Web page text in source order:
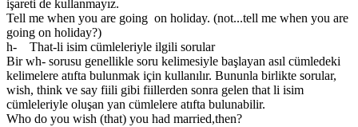
işareti de kullanmayız.
Tell me when you are going on holiday. (not...tell me when you are
going on holiday?)
h- That-li isim cümleleriyle ilgili sorular
Bir wh- sorusu genellikle soru kelimesiyle başlayan asıl cümledeki
kelimelere atıfta bulunmak için kullanılır. Bununla birlikte sorular,
wish, think ve say fiili gibi fiillerden sonra gelen that li isim
cümleleriyle oluşan yan cümlelere atıfta bulunabilir.
Who do you wish (that) you had married,then?